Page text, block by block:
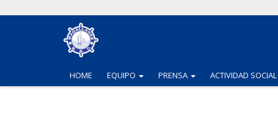
HOME EQUIPO (CURRENT)
PRENSA (CURRENT)
ACTIVIDAD SOCIAL